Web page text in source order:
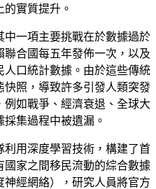
實質提升。
一項主要挑戰在於數據過於
合國每五年發佈一次，以及
口統計數據。由於這些傳統
照，導致許多引發人類突發
如戰爭、經濟衰退、全球大
集過程中被遺漏。
用深度學習技術，構建了首
國家之間移民流動的綜合數據
經網絡），研究人員將官方